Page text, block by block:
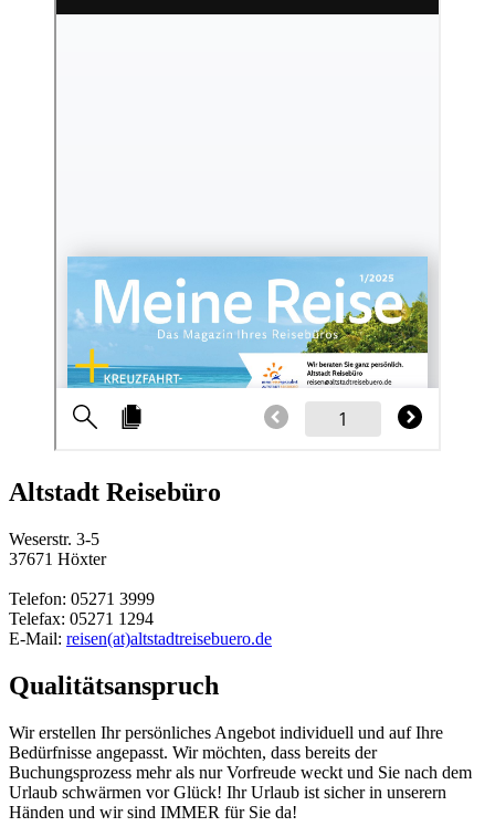
Altstadt Reisebüro
Weserstr. 3-5
37671 Höxter
Telefon: 05271 3999
Telefax: 05271 1294
E-Mail: reisen(at)altstadtreisebuero.de
Qualitätsanspruch
Wir erstellen Ihr persönliches Angebot individuell und auf Ihre
Bedürfnisse angepasst. Wir möchten, dass bereits der
Buchungsprozess mehr als nur Vorfreude weckt und Sie nach dem
Urlaub schwärmen vor Glück! Ihr Urlaub ist sicher in unserern
Händen und wir sind IMMER für Sie da!